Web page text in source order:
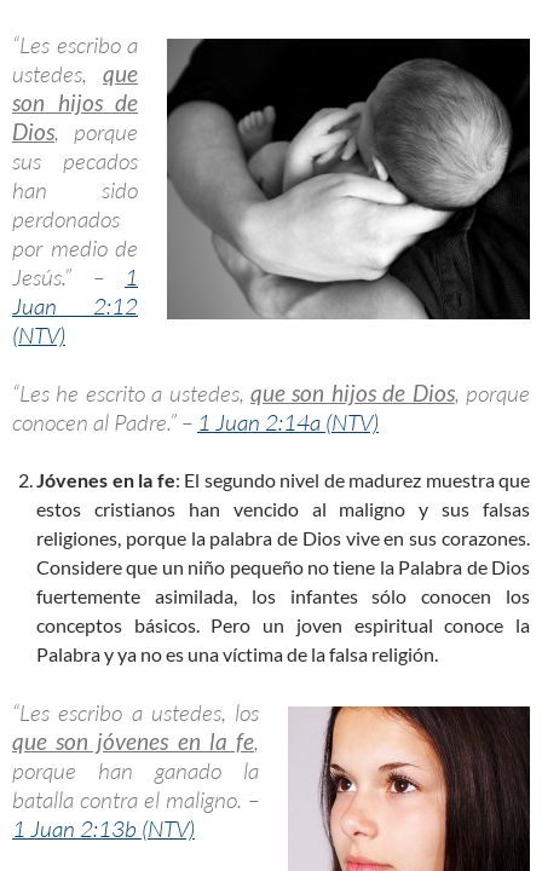
“Les escribo a
ustedes, que
son hijos de
Dios, porque
sus pecados
han sido
perdonados
por medio de
Jesús.” – 1
Juan 2:12
(NTV)
“Les he escrito a ustedes, que son hijos de Dios, porque
conocen al Padre.” – 1 Juan 2:14a (NTV)
Jóvenes en la fe: El segundo nivel de madurez muestra que
estos cristianos han vencido al maligno y sus falsas
religiones, porque la palabra de Dios vive en sus corazones.
Considere que un niño pequeño no tiene la Palabra de Dios
fuertemente asimilada, los infantes sólo conocen los
conceptos básicos. Pero un joven espiritual conoce la
Palabra y ya no es una víctima de la falsa religión.
“Les escribo a ustedes, los
que son jóvenes en la fe,
porque han ganado la
batalla contra el maligno. –
1 Juan 2:13b (NTV)